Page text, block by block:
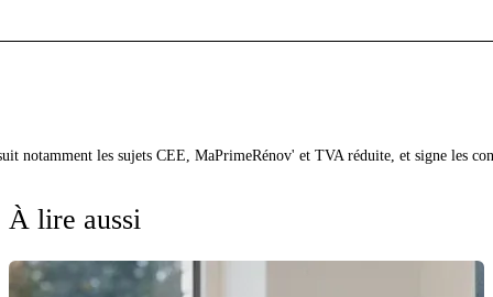
notamment les sujets CEE, MaPrimeRénov' et TVA réduite, et signe les
À lire aussi